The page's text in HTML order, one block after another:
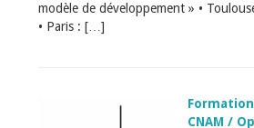
modèle de développement » •
• Paris : […]
CNAM /